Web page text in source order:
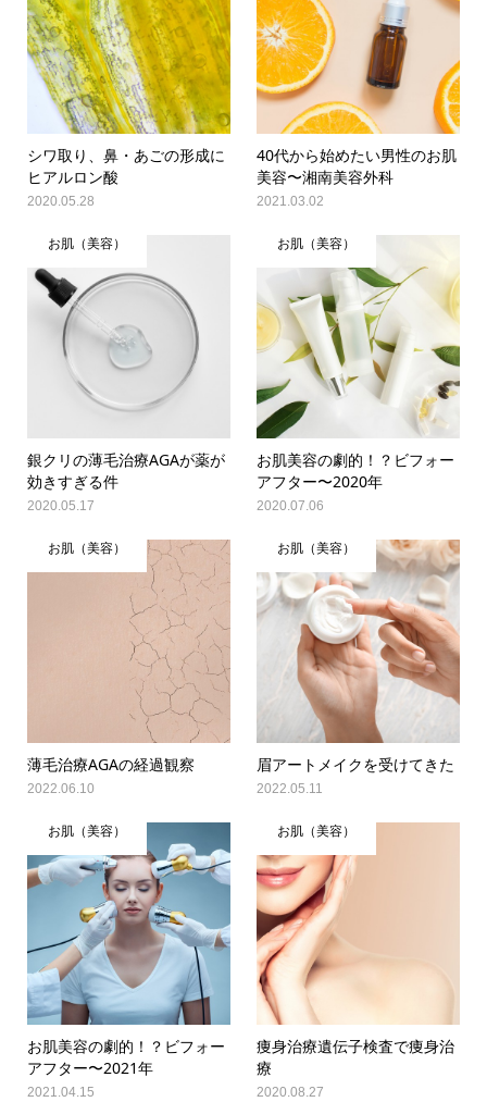
シワ取り、鼻・あごの形成に
ヒアルロン酸
2020.05.28
40代から始めたい男性のお肌
美容〜湘南美容外科
2021.03.02
お肌（美容）
銀クリの薄毛治療AGAが薬が
効きすぎる件
2020.05.17
お肌（美容）
お肌美容の劇的！？ビフォー
アフター〜2020年
2020.07.06
お肌（美容）
薄毛治療AGAの経過観察
2022.06.10
お肌（美容）
眉アートメイクを受けてきた
2022.05.11
お肌（美容）
お肌美容の劇的！？ビフォー
アフター〜2021年
2021.04.15
お肌（美容）
痩身治療遺伝子検査で痩身治
療
2020.08.27